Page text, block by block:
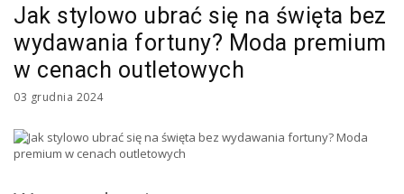
Jak stylowo ubrać się na święta bez
wydawania fortuny? Moda premium
w cenach outletowych
03 grudnia 2024